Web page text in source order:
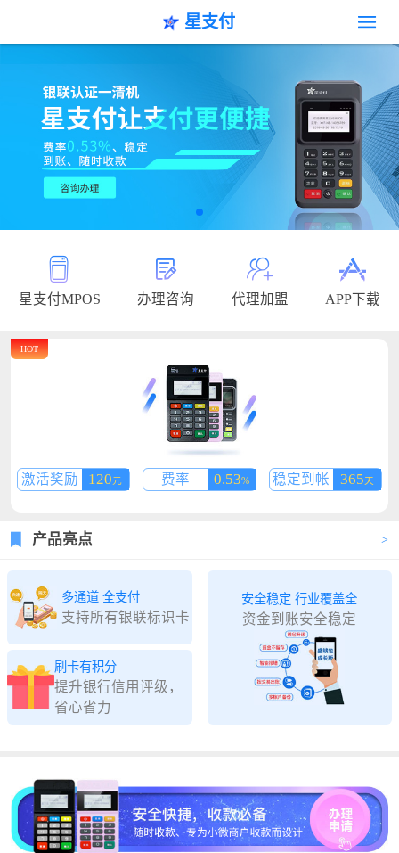
星支付
星支付MPOS 办理咨询 代理加盟 APP下载
激活奖励 120元 费率 0.53% 稳定到帐 365天
产品亮点
多通道 全支付
支持所有银联标识卡
刷卡有积分
提升银行信用评级，
省心省力
安全稳定 行业覆盖全
资金到账安全稳定